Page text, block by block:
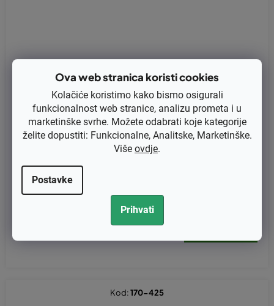
Ova web stranica koristi cookies
Kolačiće koristimo kako bismo osigurali
funkcionalnost web stranice, analizu prometa i u
marketinške svrhe. Možete odabrati koje kategorije
želite dopustiti: Funkcionalne, Analitske, Marketinške.
Više ovdje.
Postavke
Prihvati
Kod:170-425